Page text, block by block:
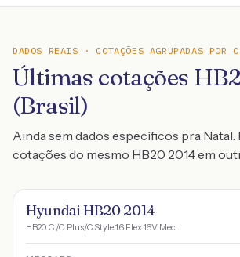
DADOS REAIS · COTAÇÕES AGRUPADAS POR
Últimas cotações
(Brasil)
Ainda sem dados específicos pra
cotações do mesmo HB20 2014 em
Hyundai HB20 2014
HB20 C./C.Plus/C.Style 1.6 Flex 16V Mec.